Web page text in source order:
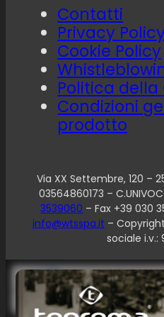
Contatti
Privacy Policy
Cookie Policy
Politica della
Condizioni
prodotto
Via XX Settembre, 120 –
03564860173 –
3539060 – Fax +39 030
info@wtsspa.it –
sociale
Informativa sulla raccolta
Le tue preferenze